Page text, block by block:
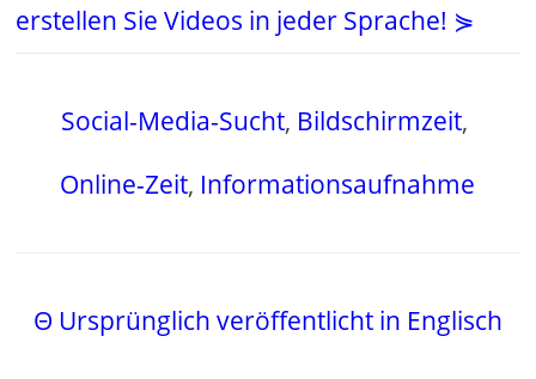
erstellen Sie Videos in jeder Sprache! ⋟
Social-Media-Sucht, Bildschirmzeit,
Online-Zeit, Informationsaufnahme
Θ Ursprünglich veröffentlicht in Englisch